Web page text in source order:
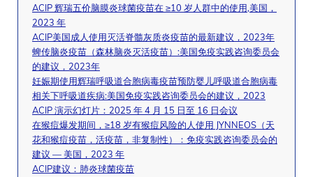
ACIP 辉瑞五价脑膜炎球菌疫苗在 ≥10 岁人群中的使用,美国，
2023 年
ACIP美国成人使用灭活脊髓灰质炎疫苗的最新建议，2023年
蜱传脑炎疫苗（森林脑炎灭活疫苗）:美国免疫实践咨询委员会
的建议，2023年
妊娠期使用辉瑞呼吸道合胞病毒疫苗预防婴儿呼吸道合胞病毒
相关下呼吸道疾病:美国免疫实践咨询委员会的建议，2023
ACIP 演示幻灯片：2025 年 4 月 15 日至 16 日会议
在猴痘爆发期间，≥18 岁有猴痘风险的人使用 JYNNEOS（天
花和猴痘疫苗，活疫苗，非复制性）：免疫实践咨询委员会的
建议 — 美国，2023 年
ACIP建议：肺炎球菌疫苗